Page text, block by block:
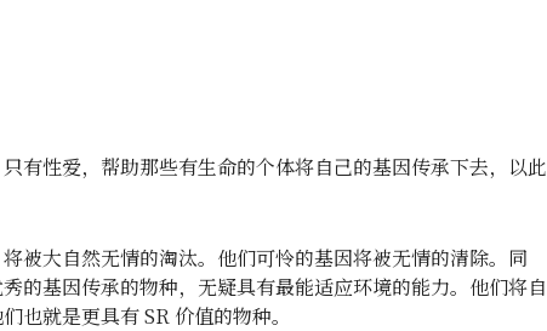
有性爱，帮助那些有生命的个体将自己的基因传承下去，以此
被大自然无情的淘汰。他们可怜的基因将被无情的清除。同
的基因传承的物种，无疑具有最能适应环境的能力。他们将自
也就是更具有 SR 价值的物种。